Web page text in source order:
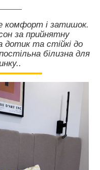
комфорт і затишок.
за прийнятну
дотик та стійкі до
білизна для